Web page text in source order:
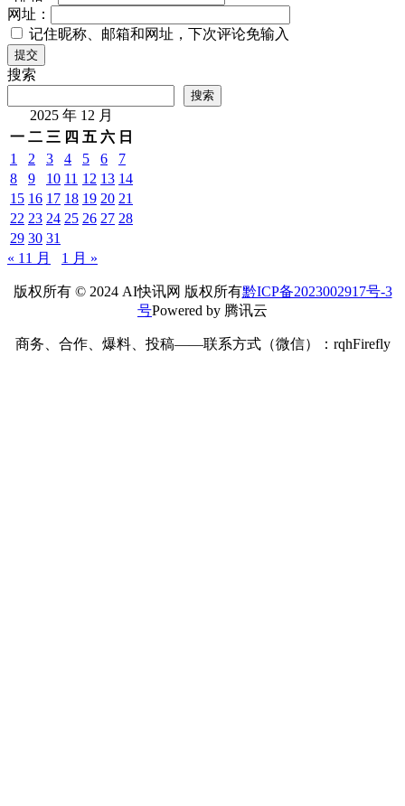
网址：
记住昵称、邮箱和网址，下次评论免输入
提交
搜索
搜索
2025 年 12 月
一 二 三 四 五 六 日
1
2 3 4 5 6
7
8
9 10 11 12 13 14
15 16 17 18 19 20 21
22 23 24 25 26 27 28
29 30 31
« 11 月
1 月 »
版权所有 © 2024 AI快讯网 版权所有黔ICP备2023002917号-3
号Powered by 腾讯云
商务、合作、爆料、投稿——联系方式（微信）：rqhFirefly